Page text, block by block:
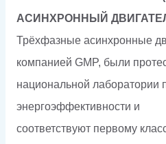
АСИНХРОННЫЙ
Трёхфазные асинхронные
компанией GMP, были
национальной лаборатории
энергоэффективности и
соответствуют первому